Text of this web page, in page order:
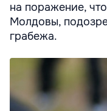
на поражение,
Молдовы,
грабежа.